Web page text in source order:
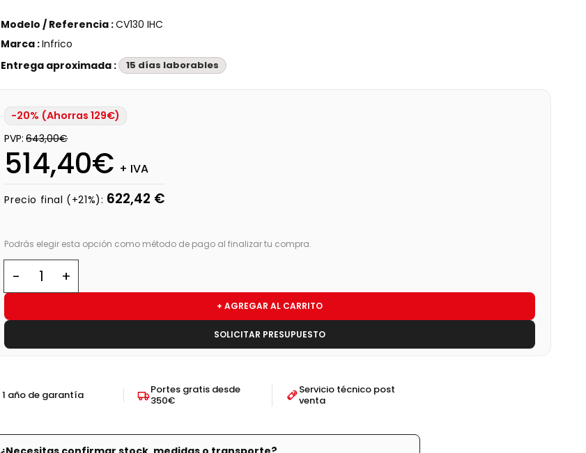
Modelo / Referencia :CV130 IHC
Marca :Infrico
Entrega aproximada : 15 días laborables
-20% (Ahorras 129€)
PVP: 643,00€
514,40€ + IVA
Precio final (+21%): 622,42 €
Podrás elegir esta opción como método de pago al finalizar tu compra.
+ AGREGAR AL CARRITO
SOLICITAR PRESUPUESTO
1 año de garantía
Portes gratis desde
350€
Servicio técnico post
venta